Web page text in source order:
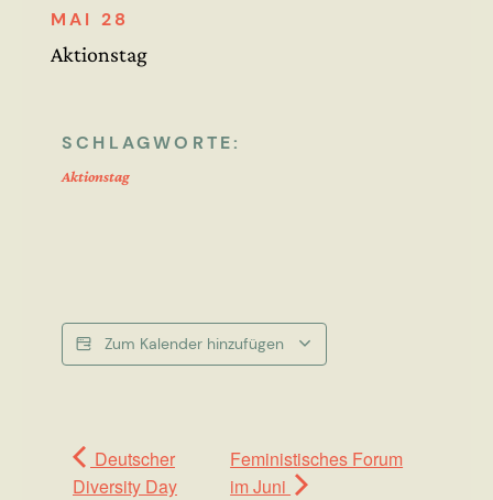
MAI 28
Aktionstag
SCHLAGWORTE:
Aktionstag
Zum Kalender hinzufügen
Deutscher
Diversity Day
Feministisches Forum
im Juni